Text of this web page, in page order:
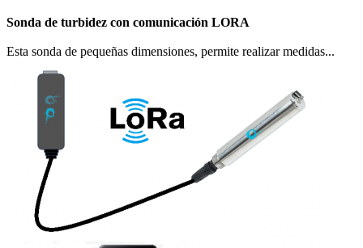
Sonda de turbidez con comunicación LORA
Esta sonda de pequeñas dimensiones, permite realizar medidas...